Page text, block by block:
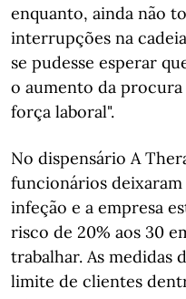
enquanto, ainda não
interrupções na
se pudesse esperar
o aumento da
força laboral".
No dispensário A
funcionários
infeção e a empresa
risco de 20% aos 30
trabalhar. As medidas
limite de clientes